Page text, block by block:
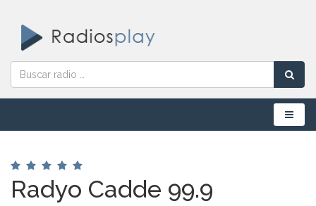
Menú
Radyo Cadde 99.9